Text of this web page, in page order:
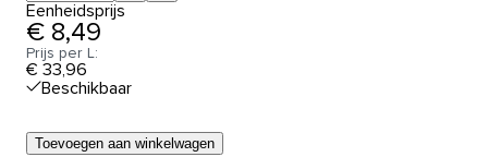
Eenheidsprijs
€ 8,49
Prijs per L:
€ 33,96
Beschikbaar
Toevoegen aan winkelwagen